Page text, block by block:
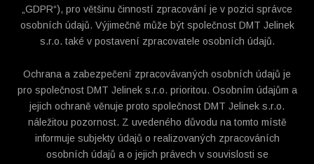
„GDPR“), pro většinu činností zpracování je v pozici správce
osobních údajů. Výjimečně může být společnost DMT Jelinek
s.r.o. také v postavení zpracovatele osobních údajů.
Ochrana a zabezpečení zpracovávaných osobních údajů je
pro společnost DMT Jelinek s.r.o. prioritou. Osobním údajům a
jejich ochraně věnuje proto společnost DMT Jelinek s.r.o.
náležitou pozornost. Z uvedeného důvodu na tomto místě
informuje subjekty údajů o realizovaných zpracováních
osobních údajů a o jejich právech v souvislosti se